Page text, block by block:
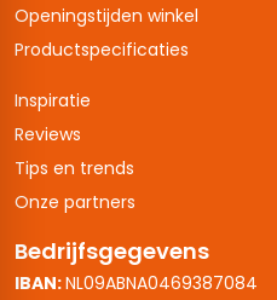
Openingstijden winkel
Productspecificaties
Inspiratie
Reviews
Tips en trends
Onze partners
Bedrijfsgegevens
IBAN:NL09ABNA0469387084